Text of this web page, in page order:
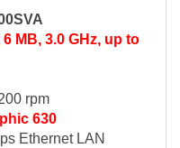
MB, 3.0 GHz, up to
rpm
630
Ethernet LAN